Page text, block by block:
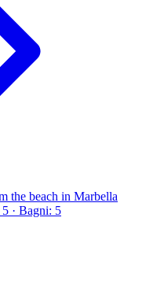
the beach in Marbella
5 · Bagni: 5